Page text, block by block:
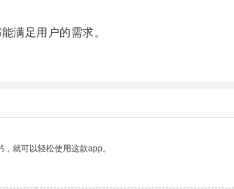
满足用户的需求。
就可以轻松使用这款app。